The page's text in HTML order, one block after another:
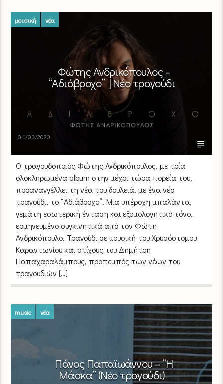
μουσική νέα
Φώτης Ανδρικόπουλος –
“Αδιάβροχο” | Νέο τραγούδι
04/03/2020
Ο τραγουδοποιός Φώτης Ανδρικόπουλος, με τρία
ολοκληρωμένα album στην μέχρι τώρα πορεία του,
προαναγγέλλει τη νέα του δουλειά, με ένα νέο
τραγούδι, το “Αδιάβροχο”. Μια υπέροχη μπαλάντα,
γεμάτη εσωτερική ένταση και εξομολογητικό τόνο,
ερμηνευμένο συγκινητικά από τον Φώτη
Ανδρικόπουλο. Τραγούδι σε μουσική του Χρυσόστομου
Καραντωνίου και στίχους του Δημήτρη
Παπαχαραλάμπους, προπομπός των νέων του
τραγουδιών […]
music νέα
Πάνος Παπαϊωάννου – “Η
Μάσκα” (Νέο τραγούδι)